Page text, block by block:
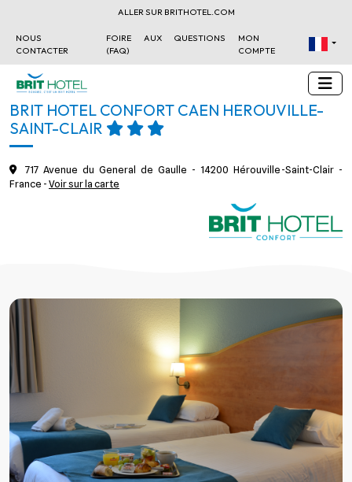
ALLER SUR BRITHOTEL.COM
NOUS
CONTACTER
FOIRE AUX QUESTIONS
(FAQ)
MON
COMPTE
BRIT HOTEL CONFORT CAEN HÉROUVILLE-
SAINT-CLAIR
717 Avenue du General de Gaulle - 14200 Hérouville-Saint-Clair -
France - Voir sur la carte